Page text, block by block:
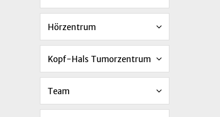
Hörzentrum
Kopf-Hals Tumorzentrum
Team